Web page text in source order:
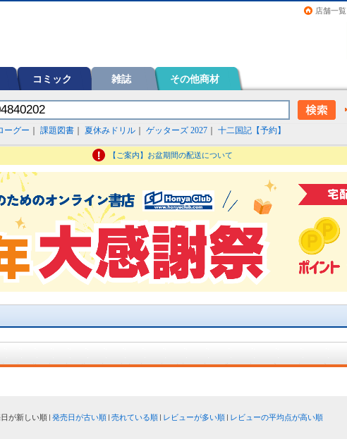
店舗一覧
コミック 雑誌 その他商材
ーグー 課題図書 夏休みドリル ゲッターズ 2027 十二国記【予約】
【ご案内】お盆期間の配送について
が新しい順 発売日が古い順 売れている順 レビューが多い順
レビューの平均点が高い順